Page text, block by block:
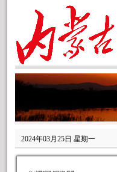
2024年03月25日 星期一